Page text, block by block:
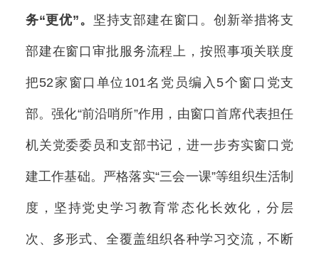
务“更优”。 坚持支部建在窗口。创新举措将支
部建在窗口审批服务流程上，按照事项关联度
把52家窗口单位101名党员编入5个窗口党支
部。强化“前沿哨所”作用，由窗口首席代表担任
机关党委委员和支部书记，进一步夯实窗口党
建工作基础。严格落实“三会一课”等组织生活制
度，坚持党史学习教育常态化长效化，分层
次、多形式、全覆盖组织各种学习交流，不断